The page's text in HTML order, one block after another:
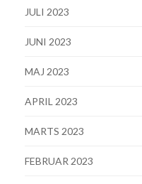
JULI 2023
JUNI 2023
MAJ 2023
APRIL 2023
MARTS 2023
FEBRUAR 2023